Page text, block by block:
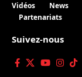
Vidéos News
Partenariats
Suivez-nous